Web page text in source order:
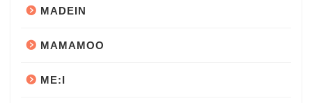
MADEIN
MAMAMOO
ME:I